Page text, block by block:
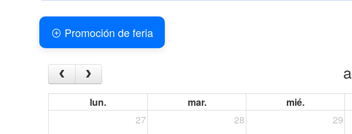
Promoción de feria
lun. mar. mié.
27
28 29